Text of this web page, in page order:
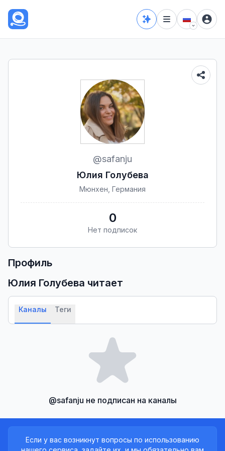
@safanju
Юлия Голубева
Мюнхен, Германия
0
Нет подписок
Профиль
Юлия Голубева читает
Каналы Теги
@safanju не подписан на каналы
Если у вас возникнут вопросы по использованию